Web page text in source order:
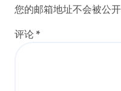
您的邮箱地址不会被公开
评论 *